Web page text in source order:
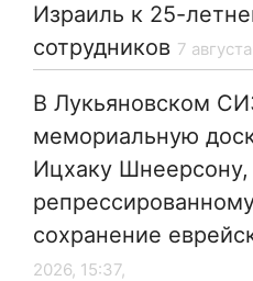
Израиль к 25-
сотрудников 7
В Лукьяновском
мемориальную
Ицхаку Шнеерсону,
сохранение
2026, 15:37,